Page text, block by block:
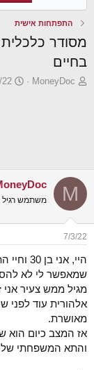
התפתחות אישית
מסודר
בחיים
פ
א
MoneyDoc
פ
ר
22
M משתמש רגיל
7/3/22
היי,
שמאפשר לי לא
מגיל ממש צעיר אני
אלהורית עוד לפני
מאושרת.
אז המצב כיום הוא
והתא המשפחתי